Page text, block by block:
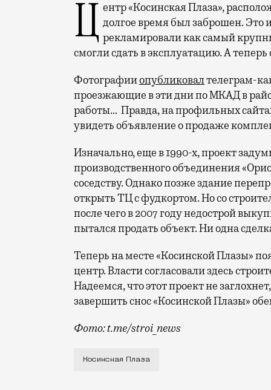
Центр «Косинская Плаза», расположенный между Косинской улицей и МКАД, долгое время был заброшен. Это
рекламировали как самый
смогли сдать в эксплуатацию. А
Фотографииопубликовалтелеграм-
проезжающие в эти дни по МКАД в
работы… Правда, на профильных
увидеть объявление о продаже
Изначально, еще в 1990-х, проект
производственного объединения
соседству. Однако позже здание
открыть ТЦ с фудкортом. Но со
после чего в 2007 году недострой
пытался продать объект. Ни одна
Теперь на месте «Косинской Плазы»
центр. Власти согласовали здесь
Надеемся, что этот проект не
завершить снос «Косинской Плазы»
Фото: t.me/stroi_news
Центр «Косинская Плаза»,
Косинская Плаза